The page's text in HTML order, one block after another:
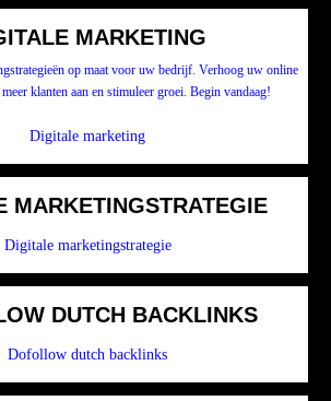
MARKETING
op maat voor uw bedrijf. Verhoog uw online
klanten aan en stimuleer groei. Begin vandaag!
Digitale marketing
MARKETINGSTRATEGIE
Digitale marketingstrategie
DUTCH BACKLINKS
Dofollow dutch backlinks